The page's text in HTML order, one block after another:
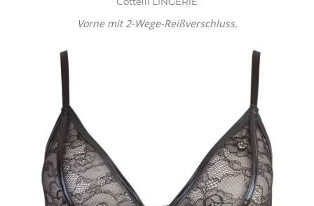
Vorne mit 2-Wege-Reißverschluss.